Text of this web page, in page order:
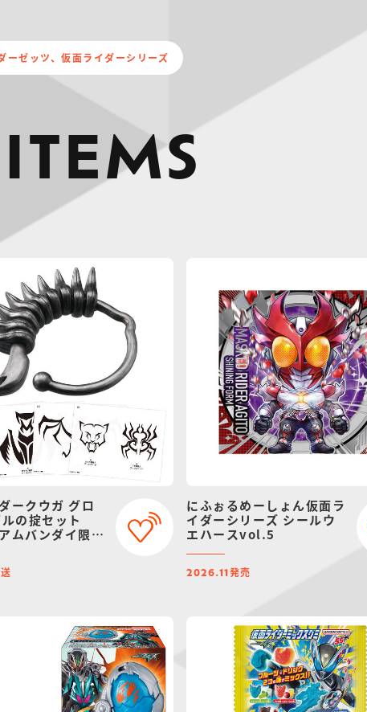
ーゼッツ、仮面ライダーシリーズ
ークウガ グロ
の掟セット
ムバンダイ限
にふぉるめーしょん仮面ラ
イダーシリーズ シールウ
エハースvol.5
2026.11 発売